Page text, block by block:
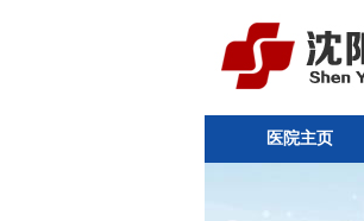
医院主页